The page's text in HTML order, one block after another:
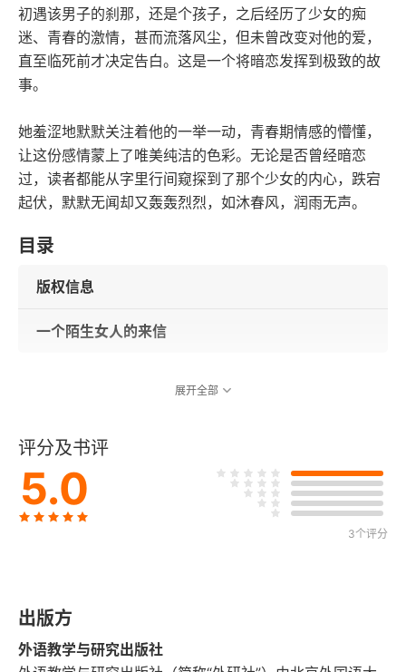
初遇该男子的刹那，还是个孩子，之后经历了少女的痴
迷、青春的激情，甚而流落风尘，但未曾改变对他的爱，
直至临死前才决定告白。这是一个将暗恋发挥到极致的故
事。
她羞涩地默默关注着他的一举一动，青春期情感的懵懂，
让这份感情蒙上了唯美纯洁的色彩。无论是否曾经暗恋
过，读者都能从字里行间窥探到了那个少女的内心，跌宕
起伏，默默无闻却又轰轰烈烈，如沐春风，润雨无声。
目录
版权信息
一个陌生女人的来信
展开全部
评分及书评
5.0
3个评分
出版方
外语教学与研究出版社